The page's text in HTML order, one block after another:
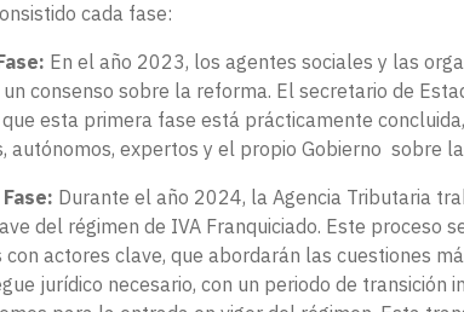
cada fase:
En el año 2023, los agentes sociales y las
consenso sobre la reforma. El secretario de
esta primera fase está prácticamente
autónomos, expertos y el propio Gobierno sobre
Durante el año 2024, la Agencia Tributaria
del régimen de IVA Franquiciado. Este proceso
con actores clave, que abordarán las cuestiones
jurídico necesario, con un periodo de transición